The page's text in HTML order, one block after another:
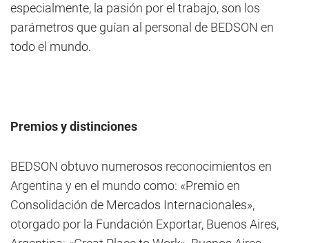
especialmente, la pasión por el trabajo, son los
parámetros que guían al personal de BEDSON en
todo el mundo.
Premios y distinciones
BEDSON obtuvo numerosos reconocimientos en
Argentina y en el mundo como: «Premio en
Consolidación de Mercados Internacionales»,
otorgado por la Fundación Exportar, Buenos Aires,